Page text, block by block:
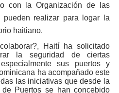
con la Organización de las
pueden realizar para logar la
haitiano.
Haití ha solicitado
la seguridad de ciertas
sus puertos y
ha acompañado este
las iniciativas que desde la
de Puertos se han concebido